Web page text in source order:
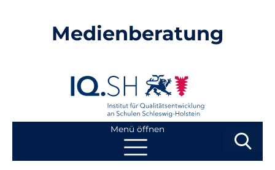
Medienberatung
Menü öffnen